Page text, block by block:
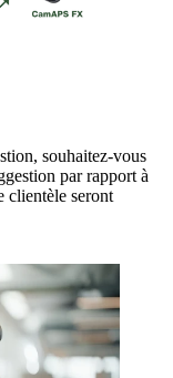
souhaitez-vous
par rapport à
clientèle seront